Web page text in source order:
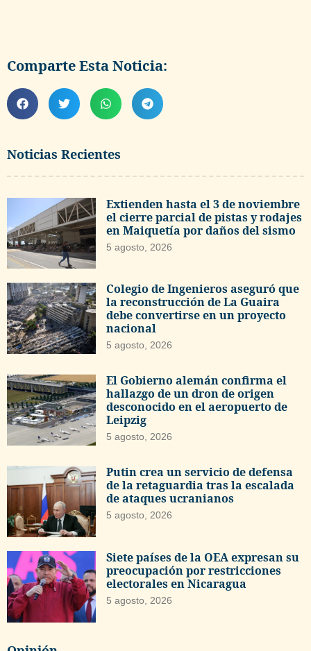
Noticias Recientes
Extienden hasta el 3 de noviembre
el cierre parcial de pistas y rodajes
en Maiquetía por daños del sismo
5 agosto, 2026
Colegio de Ingenieros aseguró que
la reconstrucción de La Guaira
debe convertirse en un proyecto
nacional
5 agosto, 2026
El Gobierno alemán confirma el
hallazgo de un dron de origen
desconocido en el aeropuerto de
Leipzig
5 agosto, 2026
Putin crea un servicio de defensa
de la retaguardia tras la escalada
de ataques ucranianos
5 agosto, 2026
Siete países de la OEA expresan su
preocupación por restricciones
electorales en Nicaragua
5 agosto, 2026
Comparte Esta Noticia: